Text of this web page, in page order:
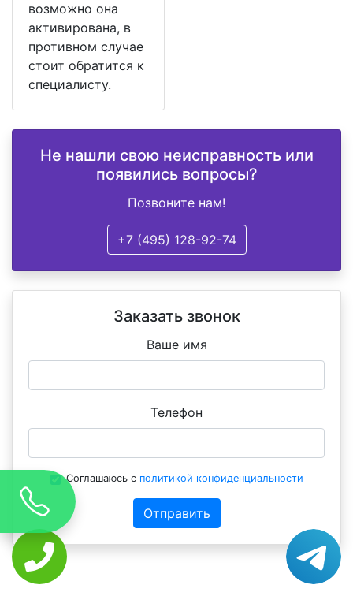
возможно она
активирована, в
противном случае
стоит обратится к
специалисту.
Не нашли свою неисправность или
появились вопросы?
Позвоните нам!
+7 (495) 128-92-74
Заказать звонок
Ваше имя
Телефон
Соглашаюсь с политикой конфиденциальности
Отправить